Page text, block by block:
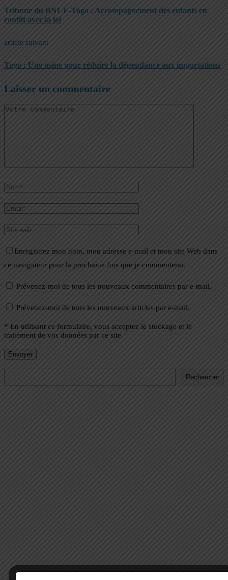
Tribune du BNCE-Togo : Accompagnement des enfants en
conflit avec la loi
article suivant
Togo : Une usine pour réduire la dépendance aux importations
Laisser un commentaire
Enregistrez mon nom, mon adresse e-mail et mon site Web dans
ce navigateur pour la prochaine fois que je commenterai.
Prévenez-moi de tous les nouveaux commentaires par e-mail.
Prévenez-moi de tous les nouveaux articles par e-mail.
* En utilisant ce formulaire, vous acceptez le stockage et le
traitement de vos données par ce site.
Rechercher